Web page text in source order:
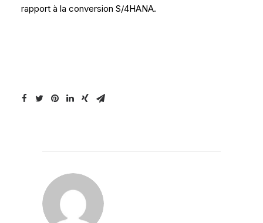
rapport à la conversion S/4HANA.